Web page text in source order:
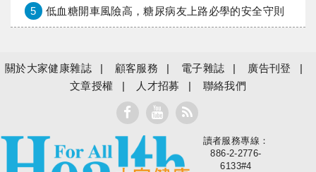
5 低血糖開車風險高，糖尿病友上路必學的安全守則
關於大家健康雜誌 顧客服務 電子雜誌
廣告刊登
文章授權
人才招募 聯絡我們
大家健康
讀者服務專線：
886-2-2776-
6133#4